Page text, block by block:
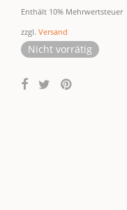
Enthält 10% Mehrwertsteuer
zzgl. Versand
Nicht vorrätig